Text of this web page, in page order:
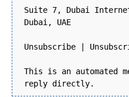
Suite 7, Dubai
Dubai, UAE
Unsubscribe |
This is an automated
reply directly.